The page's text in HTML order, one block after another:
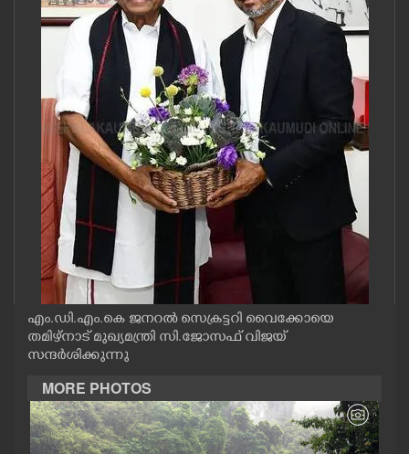
NEWS 360
CASE DIARY
CINEMA
OPINION
PHOTOS
LIFESTYLE
SPIRITUAL
ART
എം.ഡി.എം.കെ ജനറൽ സെക്രട്ടറി വൈക്കോയെ
തമിഴ്നാട് മുഖ്യമന്ത്രി സി.ജോസഫ് വിജയ്
സന്ദർശിക്കുന്നു
MORE PHOTOS